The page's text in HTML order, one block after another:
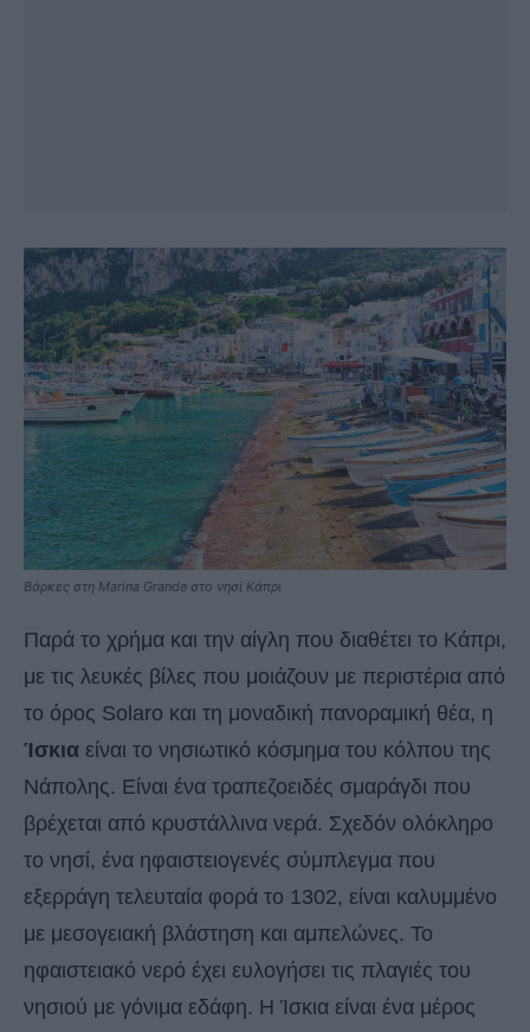
Βάρκες στη Marina Grande στο νησί Κάπρι
Παρά το χρήμα και την αίγλη που διαθέτει το Κάπρι,
με τις λευκές βίλες που μοιάζουν με περιστέρια από
το όρος Solaro και τη μοναδική πανοραμική θέα, η
Ίσκια είναι το νησιωτικό κόσμημα του κόλπου της
Νάπολης. Είναι ένα τραπεζοειδές σμαράγδι που
βρέχεται από κρυστάλλινα νερά. Σχεδόν ολόκληρο
το νησί, ένα ηφαιστειογενές σύμπλεγμα που
εξερράγη τελευταία φορά το 1302, είναι καλυμμένο
με μεσογειακή βλάστηση και αμπελώνες. Το
ηφαιστειακό νερό έχει ευλογήσει τις πλαγιές του
νησιού με γόνιμα εδάφη. Η Ίσκια είναι ένα μέρος